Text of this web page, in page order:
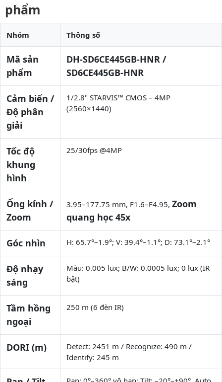
phẩm
Nhóm Thông số
Mã sản
phẩm
DH-SD6CE445GB-HNR /
SD6CE445GB-HNR
Cảm biến /
Độ phân
giải
1/2.8" STARVIS™ CMOS – 4MP
(2560×1440)
Tốc độ
khung
hình
25/30fps @4MP
Ống kính /
Zoom
3.95–177.75 mm, F1.6–F4.95, Zoom
quang học 45x
Góc nhìn H: 65.7°–1.9°; V: 39.4°–1.1°; D: 73.1°–2.1°
Độ nhạy
sáng
Màu: 0.005 lux; B/W: 0.0005 lux; 0 lux (IR
bật)
Tầm hồng
ngoại
250 m (6 đèn IR)
DORI (m)
Detect: 2451 m / Recognize: 490 m /
Identify: 245 m